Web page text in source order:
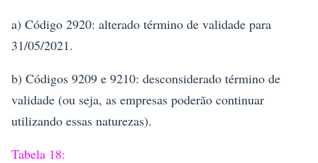
a) Código 2920: alterado término de validade para
31/05/2021.
b) Códigos 9209 e 9210: desconsiderado término de
validade (ou seja, as empresas poderão continuar
utilizando essas naturezas).
Tabela 18: